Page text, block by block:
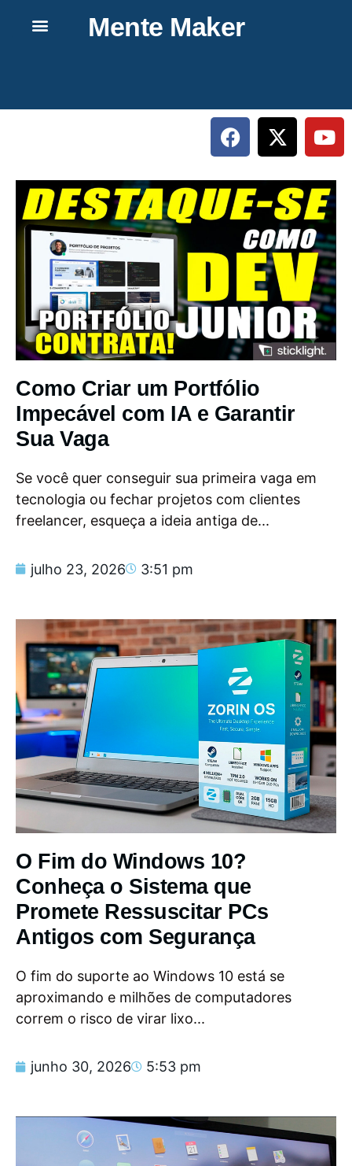
Mente Maker
Como Criar um Portfólio
Impecável com IA e Garantir
Sua Vaga
Se você quer conseguir sua primeira vaga em
tecnologia ou fechar projetos com clientes
freelancer, esqueça a ideia antiga de...
julho 23, 2026 3:51 pm
O Fim do Windows 10?
Conheça o Sistema que
Promete Ressuscitar PCs
Antigos com Segurança
O fim do suporte ao Windows 10 está se
aproximando e milhões de computadores
correm o risco de virar lixo...
junho 30, 2026 5:53 pm